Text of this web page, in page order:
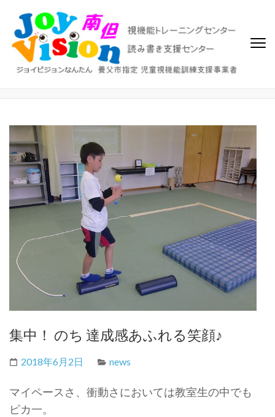
集中！ のち 達成感あふれる笑顔♪
2018年6月2日 news
マイペースさ、衝動さにおいては教室生の中でも
ピカ一。